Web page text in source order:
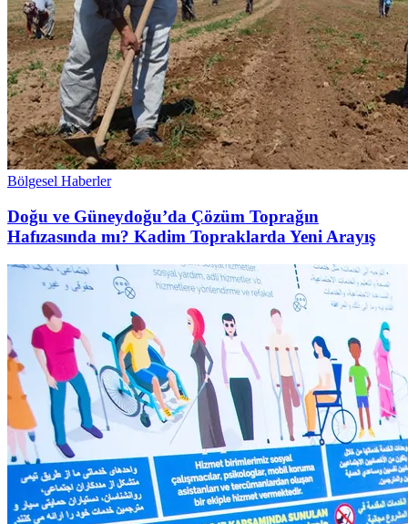
Bölgesel Haberler
Doğu ve Güneydoğu’da Çözüm Toprağın
Hafızasında mı? Kadim Topraklarda Yeni Arayış